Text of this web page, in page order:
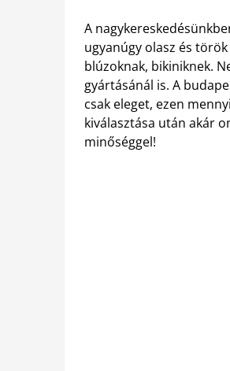
A
ugyanúgy olasz és
blúzoknak, bikiniknek.
gyártásánál is. A
csak eleget, ezen
kiválasztása után akár
minőséggel!